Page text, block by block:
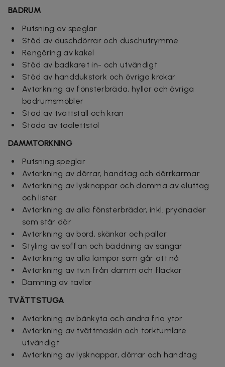
BADRUM
Putsning av speglar
Städ av duschdörrar och duschutrymme
Rengöring av kakel
Städ av badkaret in- och utvändigt
Städ av handdukstork och övriga krokar
Avtorkning av fönsterbräda, hyllor och övriga
badrumsmöbler
Städ av tvättställ och kran
Städa av toalettstol
DAMMTORKNING
Putsning speglar
Avtorkning av dörrar, handtag och dörrkarmar
Avtorkning av lysknappar och damma av eluttag
och lister
Avtorkning av alla fönsterbrädor, inkl. prydnader
som står där
Avtorkning av bord, skänkar och pallar
Styling av soffan och bäddning av sängar
Avtorkning av alla lampor som går att nå
Avtorkning av tv:n från damm och fläckar
Damning av tavlor
TVÄTTSTUGA
Avtorkning av bänkyta och andra fria ytor
Avtorkning av tvättmaskin och torktumlare
utvändigt
Avtorkning av lysknappar, dörrar och handtag